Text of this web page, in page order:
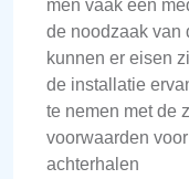
men vaak een
de noodzaak van
kunnen er eisen
de installatie
te nemen met de
voorwaarden
achterhalen